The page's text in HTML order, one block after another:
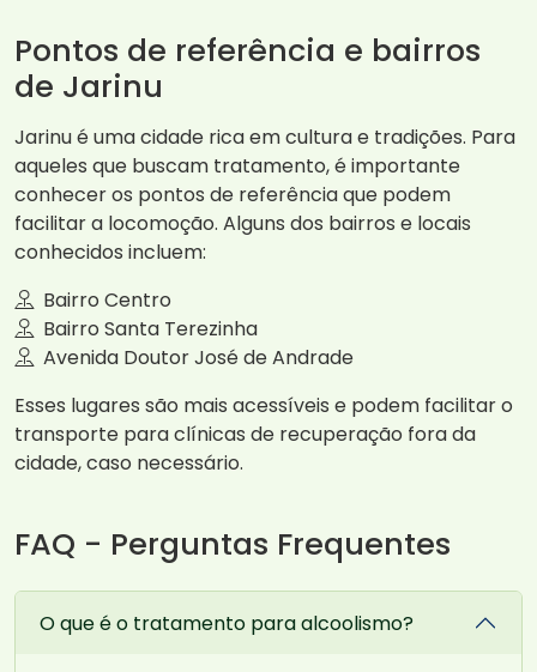
Pontos de referência e bairros
de Jarinu
Jarinu é uma cidade rica em cultura e tradições. Para
aqueles que buscam tratamento, é importante
conhecer os pontos de referência que podem
facilitar a locomoção. Alguns dos bairros e locais
conhecidos incluem:
Bairro Centro
Bairro Santa Terezinha
Avenida Doutor José de Andrade
Esses lugares são mais acessíveis e podem facilitar o
transporte para clínicas de recuperação fora da
cidade, caso necessário.
FAQ - Perguntas Frequentes
O que é o tratamento para alcoolismo?